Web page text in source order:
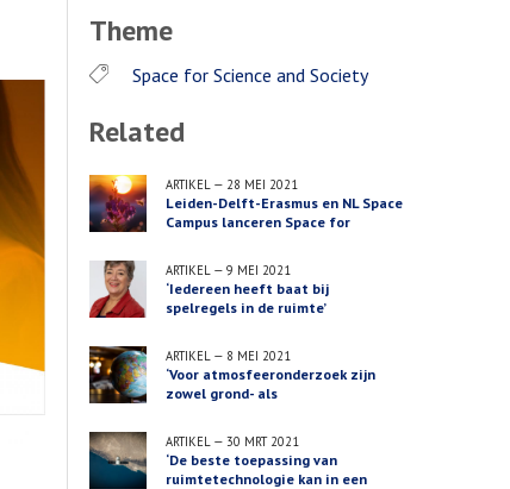
Theme
Space for Science and Society
Related
ARTIKEL — 28 MEI 2021
Leiden-Delft-Erasmus en NL Space
Campus lanceren Space for
ARTIKEL — 9 MEI 2021
‘Iedereen heeft baat bij
spelregels in de ruimte’
ARTIKEL — 8 MEI 2021
‘Voor atmosfeeronderzoek zijn
zowel grond- als
ARTIKEL — 30 MRT 2021
‘De beste toepassing van
ruimtetechnologie kan in een